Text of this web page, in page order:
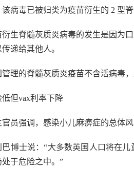
该病毒已被归类为疫苗衍生的 2 型
衍生脊髓灰质炎病毒的发生是因为
递给其他人。
管理的脊髓灰质炎疫苗不含活病毒
低但vax利率下降
官员强调，感染小儿麻痹症的总体
巴博士说：“大多数英国人口将在
处于危险之中。”